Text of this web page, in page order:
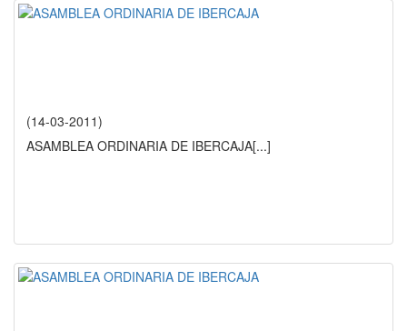
(14-03-2011)
ASAMBLEA ORDINARIA DE IBERCAJA[...]